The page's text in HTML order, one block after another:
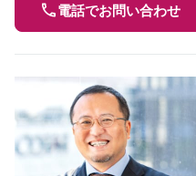
電話でお問い合わせ